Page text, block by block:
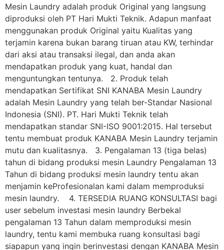
Mesin Laundry adalah produk Original yang langsung
diproduksi oleh PT Hari Mukti Teknik. Adapun manfaat
menggunakan produk Original yaitu Kualitas yang
terjamin karena bukan barang tiruan atau KW, terhindar
dari aksi atau transaksi ilegal, dan anda akan
mendapatkan produk yang kuat, handal dan
menguntungkan tentunya. 2. Produk telah
mendapatkan Sertifikat SNI KANABA Mesin Laundry
adalah Mesin Laundry yang telah ber-Standar Nasional
Indonesia (SNI). PT. Hari Mukti Teknik telah
mendapatkan standar SNI-ISO 9001:2015. Hal tersebut
tentu membuat produk KANABA Mesin Laundry terjamin
mutu dan kualitasnya. 3. Pengalaman 13 (tiga belas)
tahun di bidang produksi mesin Laundry Pengalaman 13
Tahun di bidang produksi mesin laundry tentu akan
menjamin keProfesionalan kami dalam memproduksi
mesin laundry. 4. TERSEDIA RUANG KONSULTASI bagi
user sebelum investasi mesin laundry Berbekal
pengalaman 13 Tahun dalam memproduksi mesin
laundry, tentu kami membuka ruang konsultasi bagi
siapapun yang ingin berinvestasi dengan KANABA Mesin